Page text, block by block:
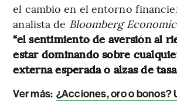
el cambio en el entorno
analista de Bloomberg
“el sentimiento de aversión al
estar dominando sobre
externa esperada o alzas de
Ver más: ¿Acciones, oro o bonos?